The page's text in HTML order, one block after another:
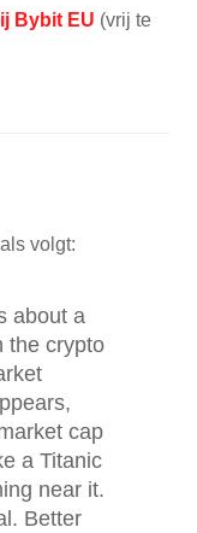
Bybit EU (vrij te
volgt:
about a
the crypto
cap
a Titanic
near it.
Better